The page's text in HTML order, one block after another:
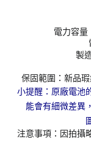
電力容量
製
保固範圍：新品
小提醒：原廠電池
能會有細微差異
注意事項：因拍攝